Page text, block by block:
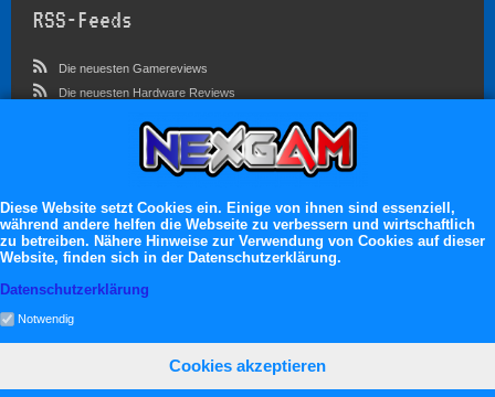
RSS-Feeds
Die neuesten Gamereviews
Die neuesten Hardware Reviews
Im Forum sind zur Zeit 4546 Benutzer online
Es erwarten dich:
13.119 registrierte Mitglieder
71.048 Themen
neXGam © 2026
Diese Website setzt Cookies ein. Einige von ihnen sind essenziell,
während andere helfen die Webseite zu verbessern und wirtschaftlich
zu betreiben. Nähere Hinweise zur Verwendung von Cookies auf dieser
Website, finden sich in der Datenschutzerklärung.
Datenschutzerklärung
Notwendig
Cookies akzeptieren